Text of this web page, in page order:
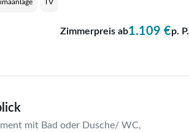
TV
Zimmerpreis ab1.109 €p. P.
mit Bad oder Dusche/ WC,